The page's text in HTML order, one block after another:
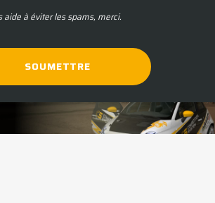
aide à éviter les spams, merci.
SOUMETTRE